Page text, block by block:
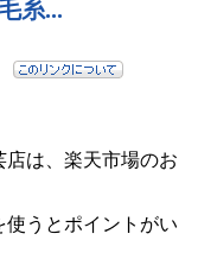
店は、楽天市場のお
うとポイントがい